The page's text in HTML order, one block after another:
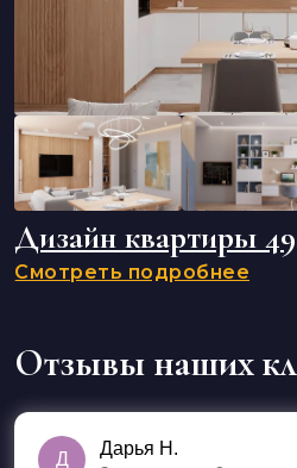
Дизайн квартиры
Смотреть подробнее
Отзывы наших
Д
Дарья Н.